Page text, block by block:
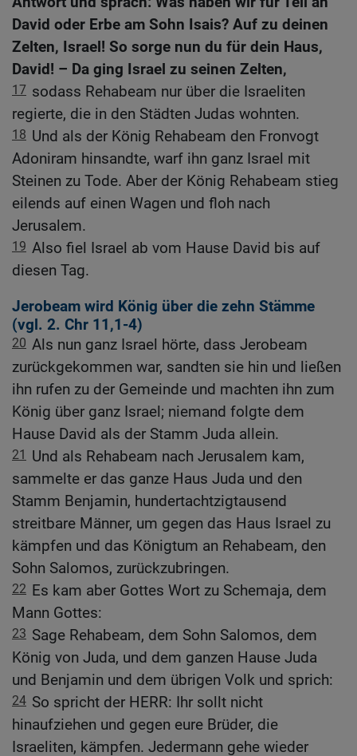
David oder Erbe am Sohn Isais? Auf zu deinen
Zelten, Israel! So sorge nun du für dein Haus,
David! – Da ging Israel zu seinen Zelten,
17 sodass Rehabeam nur über die Israeliten
regierte, die in den Städten Judas wohnten.
18 Und als der König Rehabeam den Fronvogt
Adoniram hinsandte, warf ihn ganz Israel mit
Steinen zu Tode. Aber der König Rehabeam stieg
eilends auf einen Wagen und floh nach
Jerusalem.
19 Also fiel Israel ab vom Hause David bis auf
diesen Tag.
Jerobeam wird König über die zehn Stämme
(vgl. 2. Chr 11,1-4)
20 Als nun ganz Israel hörte, dass Jerobeam
zurückgekommen war, sandten sie hin und ließen
ihn rufen zu der Gemeinde und machten ihn zum
König über ganz Israel; niemand folgte dem
Hause David als der Stamm Juda allein.
21
Und als Rehabeam nach Jerusalem kam,
sammelte er das ganze Haus Juda und den
Stamm Benjamin, hundertachtzigtausend
streitbare Männer, um gegen das Haus Israel zu
kämpfen und das Königtum an Rehabeam, den
Sohn Salomos, zurückzubringen.
22 Es kam aber Gottes Wort zu Schemaja, dem
Mann Gottes:
23 Sage Rehabeam, dem Sohn Salomos, dem
König von Juda, und dem ganzen Hause Juda
und Benjamin und dem übrigen Volk und sprich:
24 So spricht der HERR: Ihr sollt nicht
hinaufziehen und gegen eure Brüder, die
Israeliten, kämpfen. Jedermann gehe wieder